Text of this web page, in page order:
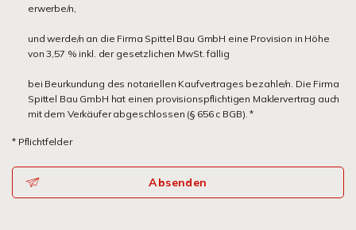
erwerbe/n,
und werde/n an die Firma Spittel Bau GmbH eine Provision in Höhe
von 3,57 % inkl. der gesetzlichen MwSt. fällig
bei Beurkundung des notariellen Kaufvertrages bezahle/n. Die Firma
Spittel Bau GmbH hat einen provisionspflichtigen Maklervertrag auch
mit dem Verkäufer abgeschlossen (§ 656 c BGB). *
* Pflichtfelder
Absenden